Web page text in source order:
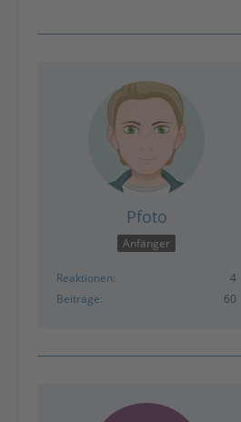
Pfoto
Anfänger
Reaktionen
4
Beiträge
60